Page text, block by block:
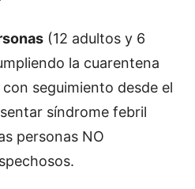
(12 adultos y 6
la cuarentena
seguimiento desde el
síndrome febril
personas NO